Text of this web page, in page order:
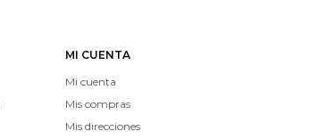
MI CUENTA
Mi cuenta
Mis compras
Mis direcciones